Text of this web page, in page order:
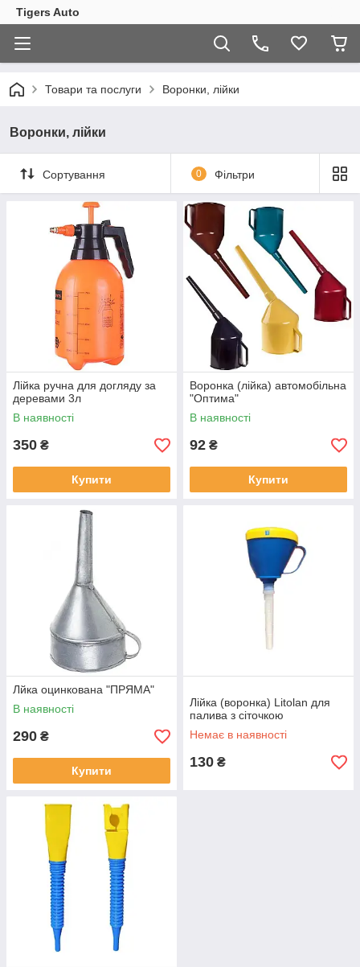
Tigers Auto
Товари та послуги Воронки, лійки
Воронки, лійки
Сортування 0 Фільтри
Лійка ручна для догляду за
деревами 3л
В наявності
350 ₴
Купити
Воронка (лійка) автомобiльна
"Оптима"
В наявності
92 ₴
Купити
Лйка оцинкована "ПРЯМА"
В наявності
290 ₴
Купити
Лійка (воронка) Litolan для
палива з сіточкою
Немає в наявності
130 ₴